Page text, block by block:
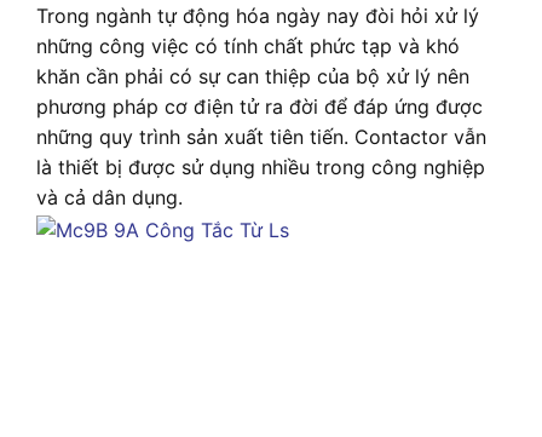
Trong ngành tự động hóa ngày nay đòi hỏi xử lý
những công việc có tính chất phức tạp và khó
khăn cần phải có sự can thiệp của bộ xử lý nên
phương pháp cơ điện tử ra đời để đáp ứng được
những quy trình sản xuất tiên tiến. Contactor vẫn
là thiết bị được sử dụng nhiều trong công nghiệp
và cả dân dụng.